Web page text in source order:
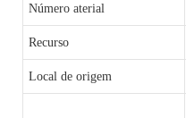
Número aterial
Recurso
Local de origem